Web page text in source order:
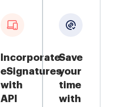
Incorporate
eSignatures
with
API
Save
your
time
with